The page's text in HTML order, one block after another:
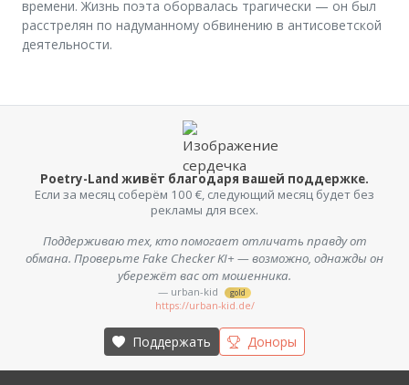
времени. Жизнь поэта оборвалась трагически — он был
расстрелян по надуманному обвинению в антисоветской
деятельности.
Poetry-Land живёт благодаря вашей поддержке.
Если за месяц соберём 100 €, следующий месяц будет без
рекламы для всех.
Поддерживаю тех, кто помогает отличать правду от
обмана. Проверьте Fake Checker KI+ — возможно, однажды он
убережёт вас от мошенника.
— urban-kid gold
https://urban-kid.de/
Поддержать Доноры